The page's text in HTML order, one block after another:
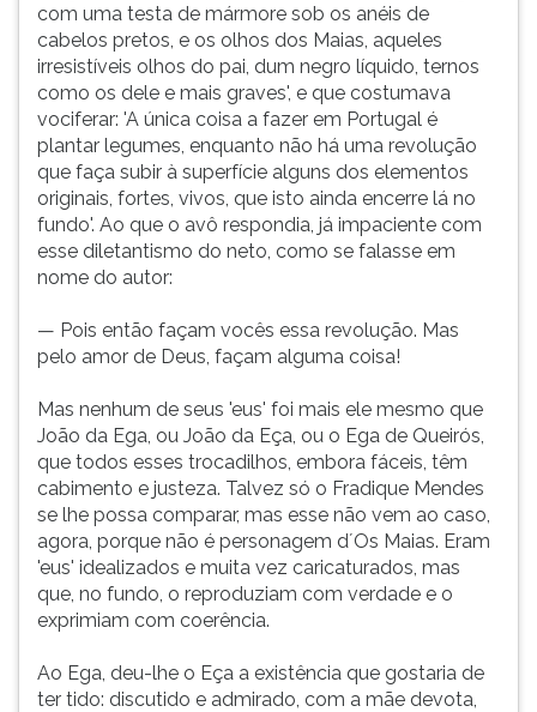
com uma testa de mármore sob os anéis de
cabelos pretos, e os olhos dos Maias, aqueles
irresistíveis olhos do pai, dum negro líquido, ternos
como os dele e mais graves', e que costumava
vociferar: 'A única coisa a fazer em Portugal é
plantar legumes, enquanto não há uma revolução
que faça subir à superfície alguns dos elementos
originais, fortes, vivos, que isto ainda encerre lá no
fundo'. Ao que o avô respondia, já impaciente com
esse diletantismo do neto, como se falasse em
nome do autor:
— Pois então façam vocês essa revolução. Mas
pelo amor de Deus, façam alguma coisa!
Mas nenhum de seus 'eus' foi mais ele mesmo que
João da Ega, ou João da Eça, ou o Ega de Queirós,
que todos esses trocadilhos, embora fáceis, têm
cabimento e justeza. Talvez só o Fradique Mendes
se lhe possa comparar, mas esse não vem ao caso,
agora, porque não é personagem d´Os Maias. Eram
'eus' idealizados e muita vez caricaturados, mas
que, no fundo, o reproduziam com verdade e o
exprimiam com coerência.
Ao Ega, deu-lhe o Eça a existência que gostaria de
ter tido: discutido e admirado, com a mãe devota,